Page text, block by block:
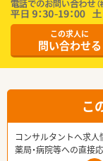
この求人に
問い合わせる
こ
コンサルタントへ求人
薬局・病院等への直接